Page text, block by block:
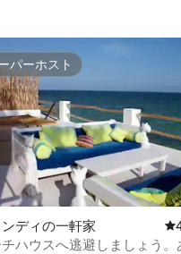
星中4.82つ星の平均評価
パーホスト
パーホスト
ディの一軒家
チハウスへ逃避しましょう。